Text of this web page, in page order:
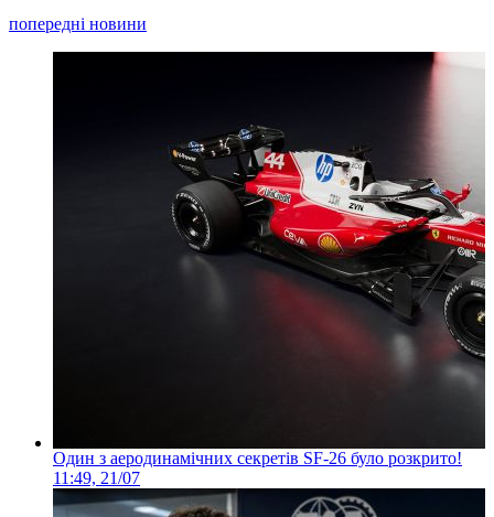
попередні новини
Один з аеродинамічних секретів SF-26 було розкрито!
11:49, 21/07